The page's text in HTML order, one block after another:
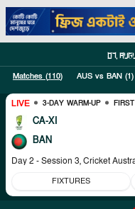
07,
Matches (110) AUS vs BAN (1)
LIVE 3-DAY WARM-UP
CA-XI
BAN
Day 2 - Session 3, Cricket
FIXTURES